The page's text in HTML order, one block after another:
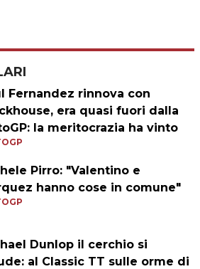
Fernandez rinnova con
era quasi fuori dalla
la meritocrazia ha vinto
Pirro: "Valentino e
hanno cose in comune"
Dunlop il cerchio si
al Classic TT sulle orme di